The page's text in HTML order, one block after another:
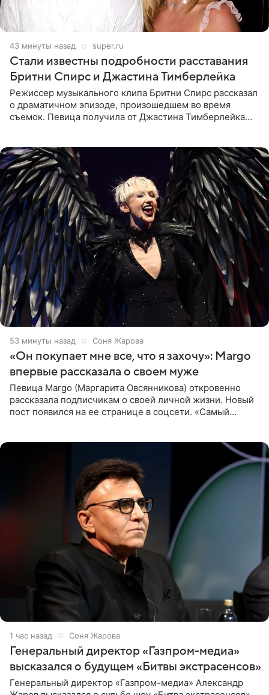
43 минуты назад super.ru
Стали известны подробности расставания
Бритни Спирс и Джастина Тимберлейка
Режиссер музыкального клипа Бритни Спирс рассказал
о драматичном эпизоде, произошедшем во время
съемок. Певица получила от Джастина Тимберлейка
53 минуты назад Соня Жарова
«Он покупает мне все, что я захочу»: Margo
впервые рассказала о своем муже
Певица Margo (Маргарита Овсянникова) откровенно
рассказала подписчикам о своей личной жизни. Новый
пост появился на ее странице в соцсети. «Самый
1 час назад Соня Жарова
Генеральный директор «Газпром-медиа»
высказался о будущем «Битвы экстрасенсов»
Генеральный директор «Газпром-медиа» Александр